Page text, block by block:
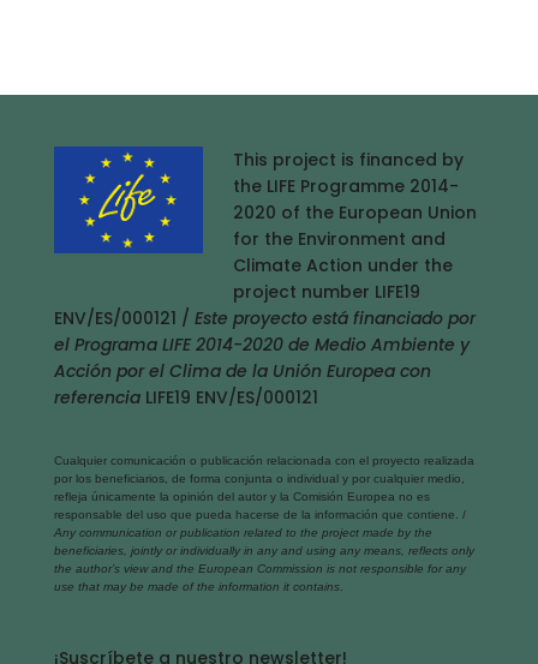
This project is financed by
the LIFE Programme 2014-
2020 of the European Union
for the Environment and
Climate Action under the
project number LIFE19
ENV/ES/000121 / Este proyecto está financiado por
el Programa LIFE 2014-2020 de Medio Ambiente y
Acción por el Clima de la Unión Europea con
referencia LIFE19 ENV/ES/000121
Cualquier comunicación o publicación relacionada con el proyecto realizada
por los beneficiarios, de forma conjunta o individual y por cualquier medio,
refleja únicamente la opinión del autor y la Comisión Europea no es
responsable del uso que pueda hacerse de la información que contiene. /
Any communication or publication related to the project made by the
beneficiaries, jointly or individually in any and using any means, reflects only
the author’s view and the European Commission is not responsible for any
use that may be made of the information it contains.
¡Suscríbete a nuestro newsletter!